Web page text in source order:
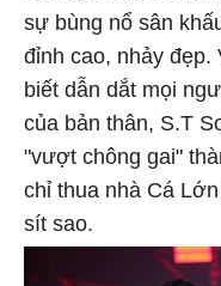
sự bùng nổ sân
đỉnh cao, nhảy đẹp.
biết dẫn dắt mọi
của bản thân, S.T
"vượt chông gai"
chỉ thua nhà Cá
sít sao.